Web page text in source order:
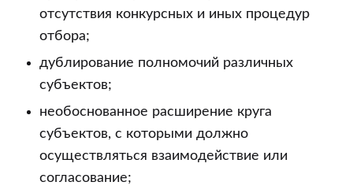
отсутствия конкурсных и иных процедур
отбора;
дублирование полномочий различных
субъектов;
необоснованное расширение круга
субъектов, с которыми должно
осуществляться взаимодействие или
согласование;